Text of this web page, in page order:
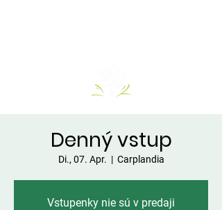
Denný vstup
Di., 07. Apr.
  |
Carplandia
Vstupenky nie sú v predaji